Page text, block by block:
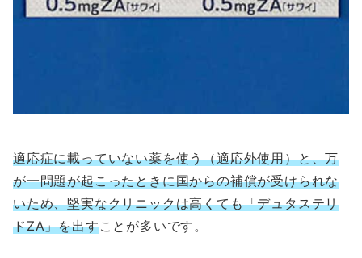
適応症に載っていない薬を使う（適応外使用）と、万
が一問題が起こったときに国からの補償が受けられな
いため、堅実なクリニックは高くても「デュタステリ
ドZA」を出すことが多いです。